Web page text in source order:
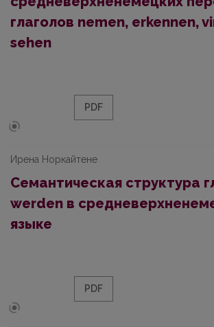
глаголов nemen, erkennen,
sehen
PDF
Ирена Норкайтене
Семантическая структура
werden в
языке
PDF